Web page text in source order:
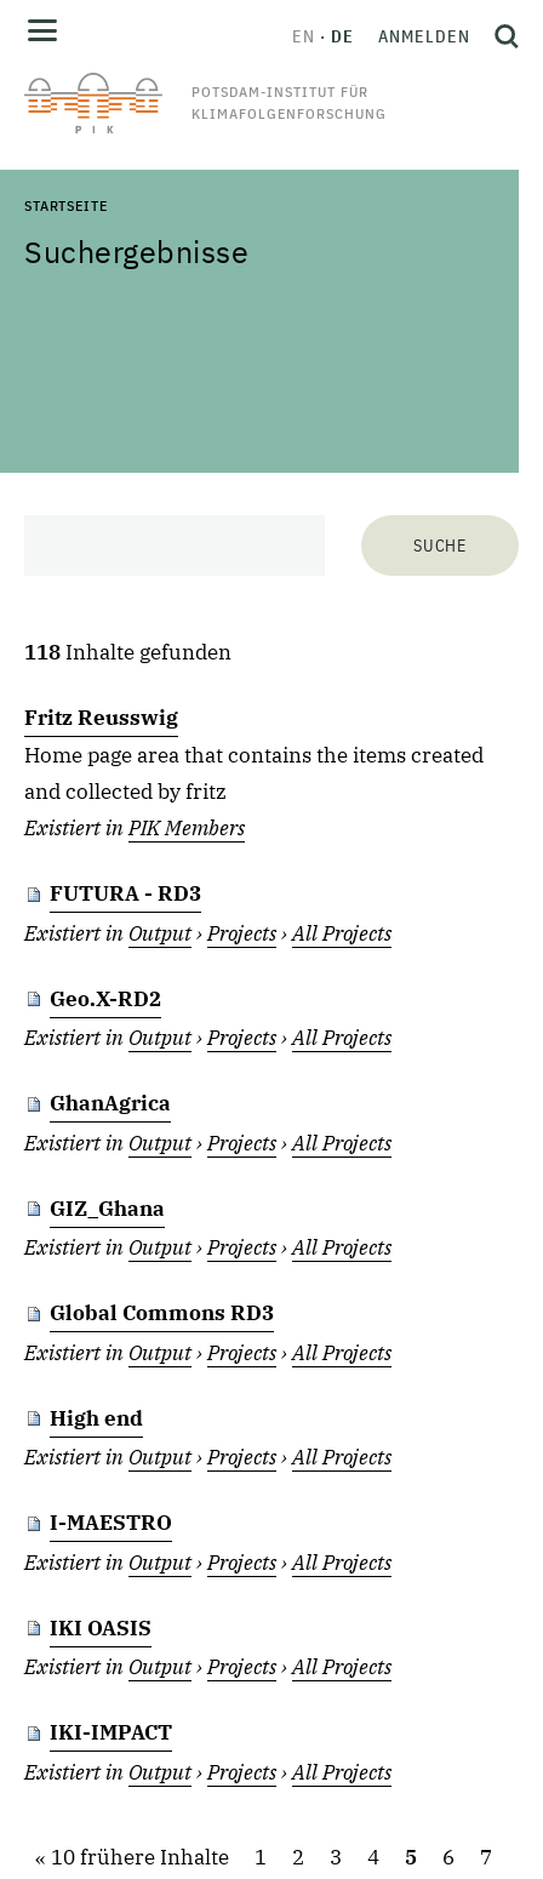
POTSDAM-INSTITUT FÜR
KLIMAFOLGENFORSCHUNG
EN DE ANMELDEN
STARTSEITE
Suchergebnisse
118 Inhalte gefunden
Fritz Reusswig
Home page area that contains the items created
and collected by fritz
Existiert inPIK Members
FUTURA - RD3
Existiert in Output›Projects›All Projects
Geo.X-RD2
Existiert in Output›Projects›All Projects
GhanAgrica
Existiert in Output›Projects›All Projects
GIZ_Ghana
Existiert in Output›Projects›All Projects
Global Commons RD3
Existiert in Output›Projects›All Projects
High end
Existiert in Output›Projects›All Projects
I-MAESTRO
Existiert in Output›Projects›All Projects
IKI OASIS
Existiert in Output›Projects›All Projects
IKI-IMPACT
Existiert in Output›Projects›All Projects
10 frühere Inhalte 1 2 3 4 5 6
7